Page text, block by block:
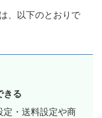
、以下のとおりで
きる
定・送料設定や商